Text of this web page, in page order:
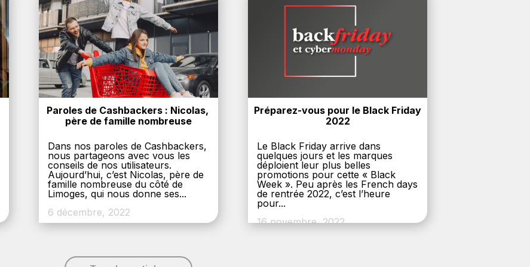
Paroles de Cashbackers : Nicolas,
père de famille nombreuse
Dans nos paroles de Cashbackers,
nous partageons avec vous les
conseils de nos utilisateurs.
Aujourd’hui, c’est Nicolas, père de
famille nombreuse du côté de
Limoges, qui nous donne ses...
6 décembre, 2022
Préparez-vous pour le Black Friday
2022
Le Black Friday arrive dans
quelques jours et les marques
déploient leur plus belles
promotions pour cette « Black
Week ». Peu après les French days
de rentrée 2022, c’est l’heure
pour...
16 novembre, 2022